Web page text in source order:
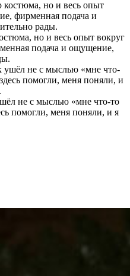
но и весь опыт вокруг
подача и ощущение,
не с мыслью «мне что-то
помогли, меня поняли, и я